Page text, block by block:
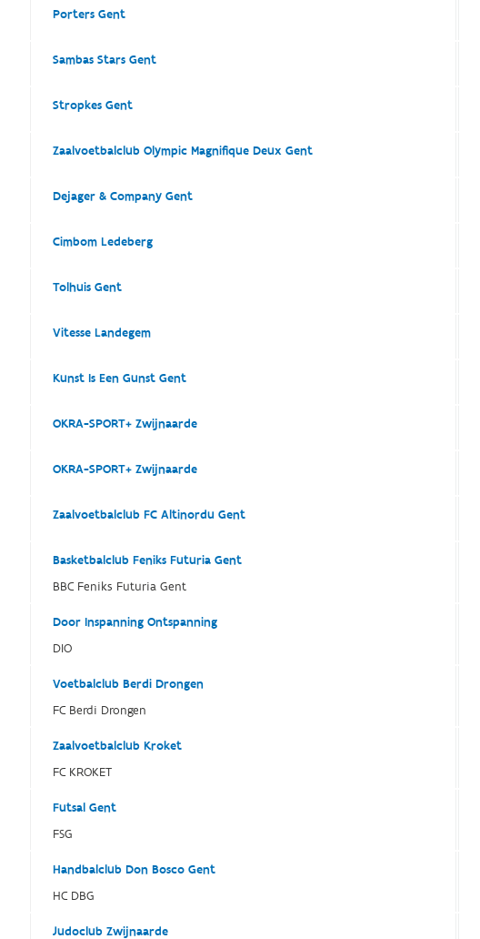
Porters Gent
Sambas Stars Gent
Stropkes Gent
Zaalvoetbalclub Olympic Magnifique Deux Gent
Dejager & Company Gent
Cimbom Ledeberg
Tolhuis Gent
Vitesse Landegem
Kunst Is Een Gunst Gent
OKRA-SPORT+ Zwijnaarde
OKRA-SPORT+ Zwijnaarde
Zaalvoetbalclub FC Altinordu Gent
Basketbalclub Feniks Futuria Gent
BBC Feniks Futuria Gent
Door Inspanning Ontspanning
DIO
Voetbalclub Berdi Drongen
FC Berdi Drongen
Zaalvoetbalclub Kroket
FC KROKET
Futsal Gent
FSG
Handbalclub Don Bosco Gent
HC DBG
Judoclub Zwijnaarde